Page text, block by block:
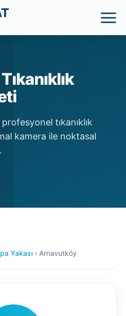
tıkanıklık
kamera ile noktasal
Yakası › Arnavutköy